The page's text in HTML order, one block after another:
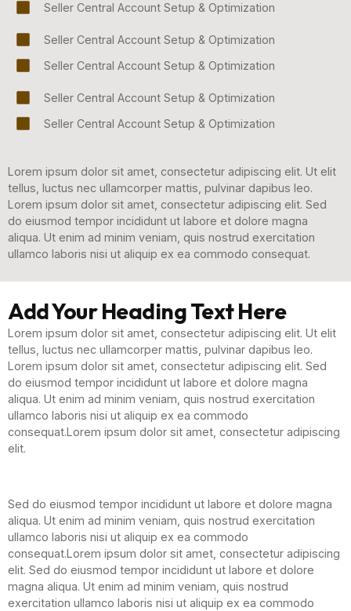
Seller Central Account Setup & Optimization
Seller Central Account Setup & Optimization
Seller Central Account Setup & Optimization
Seller Central Account Setup & Optimization
Seller Central Account Setup & Optimization
Lorem ipsum dolor sit amet, consectetur adipiscing elit. Ut elit
tellus, luctus nec ullamcorper mattis, pulvinar dapibus leo.
Lorem ipsum dolor sit amet, consectetur adipiscing elit. Sed
do eiusmod tempor incididunt ut labore et dolore magna
aliqua. Ut enim ad minim veniam, quis nostrud exercitation
ullamco laboris nisi ut aliquip ex ea commodo consequat.
Add Your Heading Text Here
Lorem ipsum dolor sit amet, consectetur adipiscing elit. Ut elit
tellus, luctus nec ullamcorper mattis, pulvinar dapibus leo.
Lorem ipsum dolor sit amet, consectetur adipiscing elit. Sed
do eiusmod tempor incididunt ut labore et dolore magna
aliqua. Ut enim ad minim veniam, quis nostrud exercitation
ullamco laboris nisi ut aliquip ex ea commodo
consequat.Lorem ipsum dolor sit amet, consectetur adipiscing
elit.
Sed do eiusmod tempor incididunt ut labore et dolore magna
aliqua. Ut enim ad minim veniam, quis nostrud exercitation
ullamco laboris nisi ut aliquip ex ea commodo
consequat.Lorem ipsum dolor sit amet, consectetur adipiscing
elit. Sed do eiusmod tempor incididunt ut labore et dolore
magna aliqua. Ut enim ad minim veniam, quis nostrud
exercitation ullamco laboris nisi ut aliquip ex ea commodo